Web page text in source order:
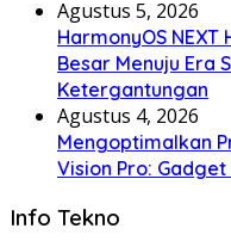
Agustus 5, 2026
HarmonyOS
Besar Menuju Era
Ketergantungan
Agustus 4, 2026
Mengoptimalkan
Vision Pro:
Info Tekno